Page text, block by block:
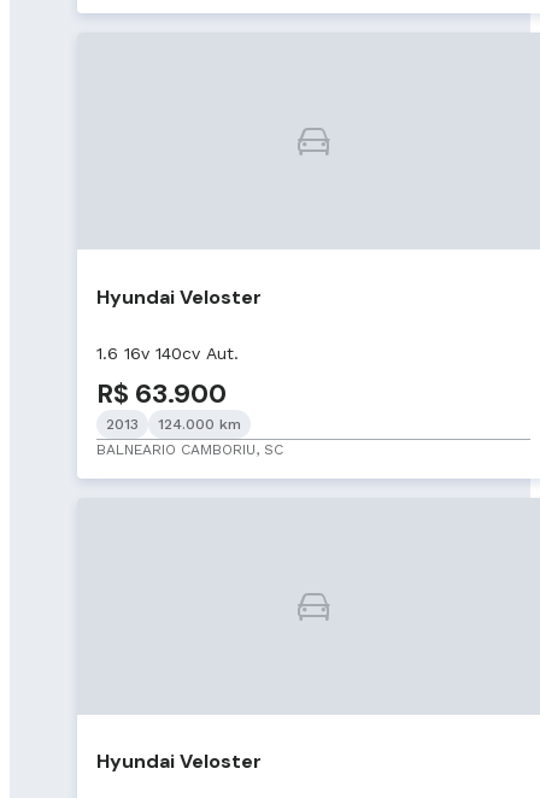
Hyundai Veloster
1.6 16v 140cv Aut.
R$ 63.900
2013
124.000 km
BALNEARIO CAMBORIU, SC
Hyundai Veloster